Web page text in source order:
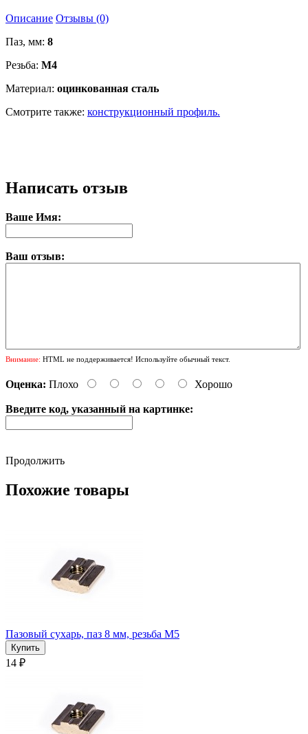
Описание Отзывы (0)
Паз, мм: 8
Резьба: М4
Материал: оцинкованная сталь
Смотрите также: конструкционный профиль.
Написать отзыв
Ваше Имя:
Ваш отзыв:
Внимание: HTML не поддерживается! Используйте обычный текст.
Оценка: Плохо Хорошо
Введите код, указанный на картинке:
Продолжить
Похожие товары
Пазовый сухарь, паз 8 мм, резьба М5
14 ₽